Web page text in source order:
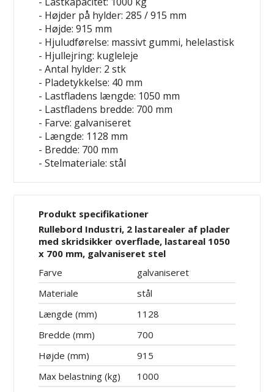
- Højder på hylder: 285 / 915 mm
- Højde: 915 mm
- Hjuludførelse: massivt gummi, helelastisk
- Hjullejring: kugleleje
- Antal hylder: 2 stk
- Pladetykkelse: 40 mm
- Lastfladens længde: 1050 mm
- Lastfladens bredde: 700 mm
- Farve: galvaniseret
- Længde: 1128 mm
- Bredde: 700 mm
- Stelmateriale: stål
Produkt specifikationer
Rullebord Industri, 2 lastarealer af plader
med skridsikker overflade, lastareal 1050
x 700 mm, galvaniseret stel
Farve
galvaniseret
Materiale
stål
Længde (mm)
1128
Bredde (mm)
700
Højde (mm)
915
Max belastning (kg)
1000